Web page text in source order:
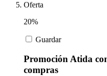
Oferta
20%
Guardar
Promoción Atida
compras